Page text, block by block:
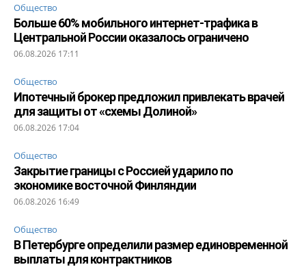
Общество
Больше 60% мобильного интернет-трафика в
Центральной России оказалось ограничено
06.08.2026 17:11
Общество
Ипотечный брокер предложил привлекать врачей
для защиты от «схемы Долиной»
06.08.2026 17:04
Общество
Закрытие границы с Россией ударило по
экономике восточной Финляндии
06.08.2026 16:49
Общество
В Петербурге определили размер единовременной
выплаты для контрактников